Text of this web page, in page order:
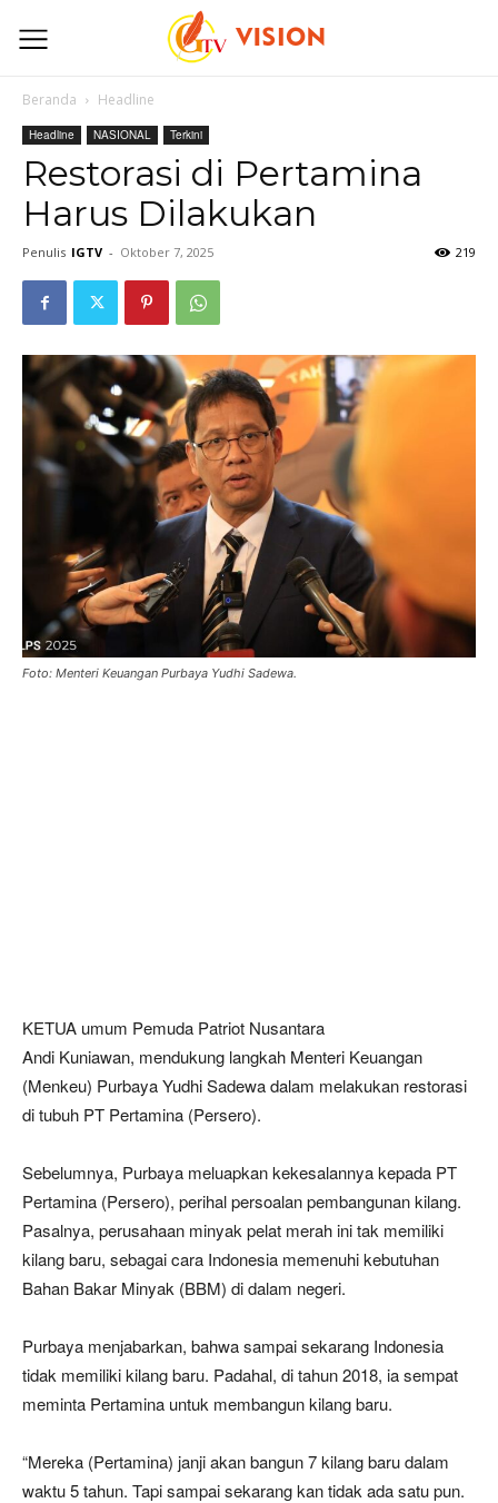
Beranda Headline
Headline NASIONAL Terkini
Restorasi di Pertamina
Harus Dilakukan
Penulis IGTV - Oktober 7, 2025 219
Foto: Menteri Keuangan Purbaya Yudhi Sadewa.
KETUA umum Pemuda Patriot Nusantara
Andi Kuniawan, mendukung langkah Menteri Keuangan
(Menkeu) Purbaya Yudhi Sadewa dalam melakukan restorasi
di tubuh PT Pertamina (Persero).
Sebelumnya, Purbaya meluapkan kekesalannya kepada PT
Pertamina (Persero), perihal persoalan pembangunan kilang.
Pasalnya, perusahaan minyak pelat merah ini tak memiliki
kilang baru, sebagai cara Indonesia memenuhi kebutuhan
Bahan Bakar Minyak (BBM) di dalam negeri.
Purbaya menjabarkan, bahwa sampai sekarang Indonesia
tidak memiliki kilang baru. Padahal, di tahun 2018, ia sempat
meminta Pertamina untuk membangun kilang baru.
“Mereka (Pertamina) janji akan bangun 7 kilang baru dalam
waktu 5 tahun. Tapi sampai sekarang kan tidak ada satu pun.